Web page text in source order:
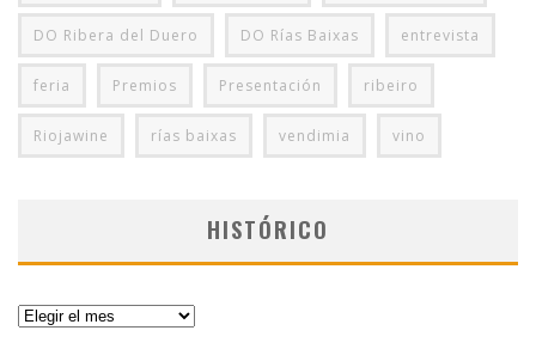
DO Ribera del Duero DO Rías Baixas entrevista
feria Premios Presentación ribeiro
Riojawine rías baixas vendimia vino
HISTÓRICO
Histórico